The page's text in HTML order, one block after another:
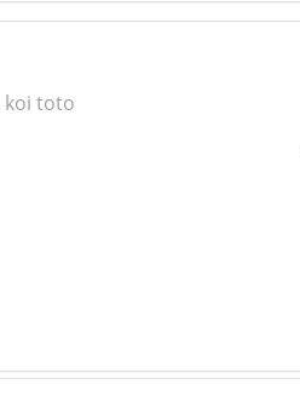
koi toto